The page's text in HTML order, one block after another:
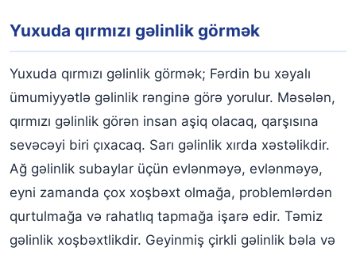
Yuxuda qırmızı gəlinlik görmək
Yuxuda qırmızı gəlinlik görmək; Fərdin bu xəyalı
ümumiyyətlə gəlinlik rənginə görə yorulur. Məsələn,
qırmızı gəlinlik görən insan aşiq olacaq, qarşısına
sevəcəyi biri çıxacaq. Sarı gəlinlik xırda xəstəlikdir.
Ağ gəlinlik subaylar üçün evlənməyə, evlənməyə,
eyni zamanda çox xoşbəxt olmağa, problemlərdən
qurtulmağa və rahatlıq tapmağa işarə edir. Təmiz
gəlinlik xoşbəxtlikdir. Geyinmiş çirkli gəlinlik bəla və